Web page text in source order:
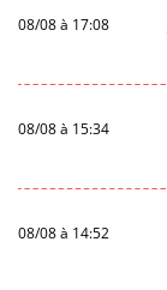
08/08 à 17:08
08/08 à 15:34
08/08 à 14:52